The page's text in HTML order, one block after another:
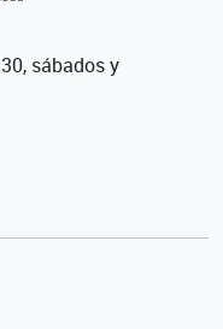
sábados y